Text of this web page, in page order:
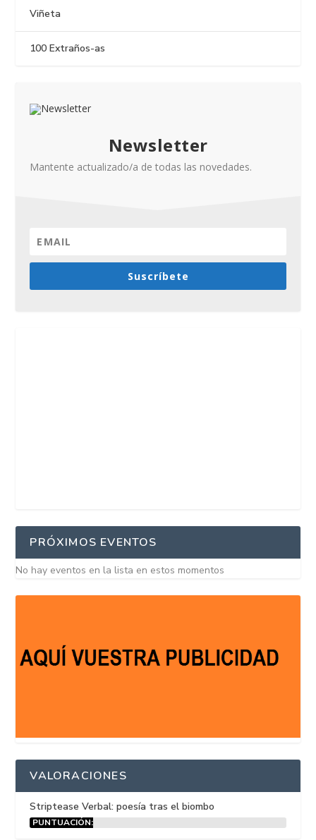
Viñeta
100 Extraños-as
Newsletter
Mantente actualizado/a de todas las novedades.
Suscríbete
PRÓXIMOS EVENTOS
No hay eventos en la lista en estos momentos
VALORACIONES
Striptease Verbal: poesía tras el biombo
PUNTUACIÓN: